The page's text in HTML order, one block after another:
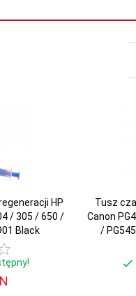
HP
/ 305 / 650 /
Black
Tusz
Canon
/